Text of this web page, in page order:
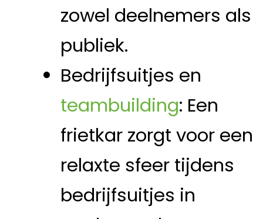
zowel deelnemers als
publiek.
Bedrijfsuitjes en
teambuilding: Een
frietkar zorgt voor een
relaxte sfeer tijdens
bedrijfsuitjes in